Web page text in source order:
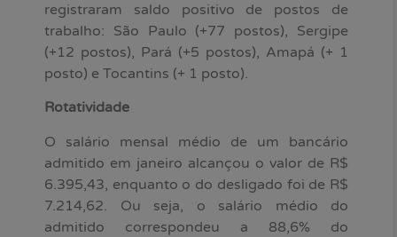
registraram saldo positivo de postos de
trabalho: São Paulo (+77 postos), Sergipe
(+12 postos), Pará (+5 postos), Amapá (+ 1
posto) e Tocantins (+ 1 posto).
Rotatividade
O salário mensal médio de um bancário
admitido em janeiro alcançou o valor de R$
6.395,43, enquanto o do desligado foi de R$
7.214,62. Ou seja, o salário médio do
admitido correspondeu a 88,6% do